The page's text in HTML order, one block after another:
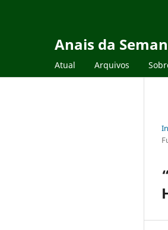
Anais da
Atual Arquivos